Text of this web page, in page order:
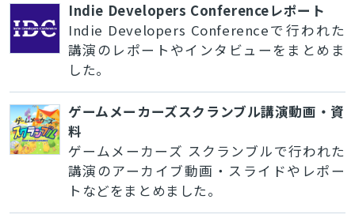
Indie Developers Conferenceレポート
Indie Developers Conferenceで行われた
講演のレポートやインタビューをまとめま
した。
ゲームメーカーズスクランブル講演動画・資
料
ゲームメーカーズ スクランブルで行われた
講演のアーカイブ動画・スライドやレポー
トなどをまとめました。